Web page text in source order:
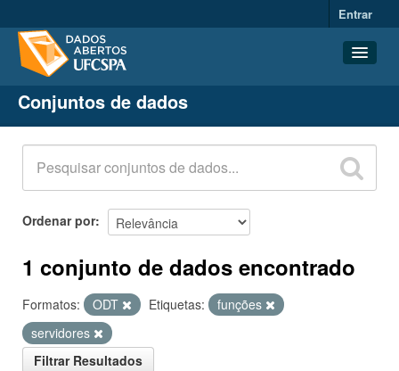
Entrar
Conjuntos de dados
Organizações
Grupos
Sobre
Conjuntos de dados
Ordenar por
1 conjunto de dados encontrado
Formatos: ODT Etiquetas:
funções
servidores
Filtrar Resultados